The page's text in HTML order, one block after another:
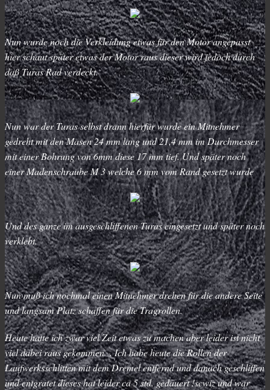
Nun wurde noch die Verkleidung etwas für den Motor angepasst
hier schaut später etwas der Motor raus dieser wird jedoch durch
daß Turas Rad verdeckt.
Nun war der Turas selbst drann hierfür wurde ein Mitnehmer
gedreht mit den Masen 24 mm lang und 21,4 mm im Durchmesser
mit einer Bohrung von 6mm diese 17 mm tief. Und später noch
einer Madenschraube M 3 welche 6 mm vom Rand gesetzt wurde
Und des ganze im ausgeschliffenen Turas eingesetzt und später noch
verklebt.
Nun muß ich nochmal einen Mitnehmer drehen für die andere Seite
und langsam Platz schaffen für die Tragrollen.
Heute hatte ich zwar viel Zeit etwas zu machen aber leider ist nicht
viel dabei raus gekommen . Ich habe heute die Rollen der
Laufwerksschlitten mit dem Dremel entfernd und danach geschliffen
und entgratet dieses hat leider ca 5 std. gedauert !scwiz und war